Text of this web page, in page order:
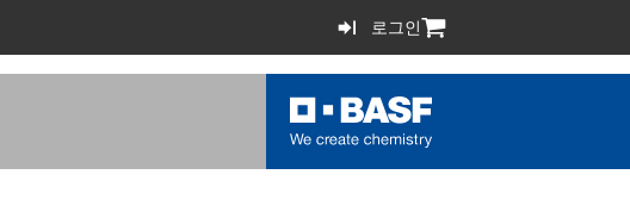
로그인